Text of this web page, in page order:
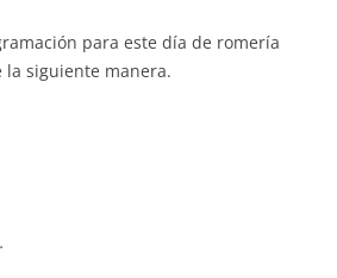
para este día de romería
siguiente manera.